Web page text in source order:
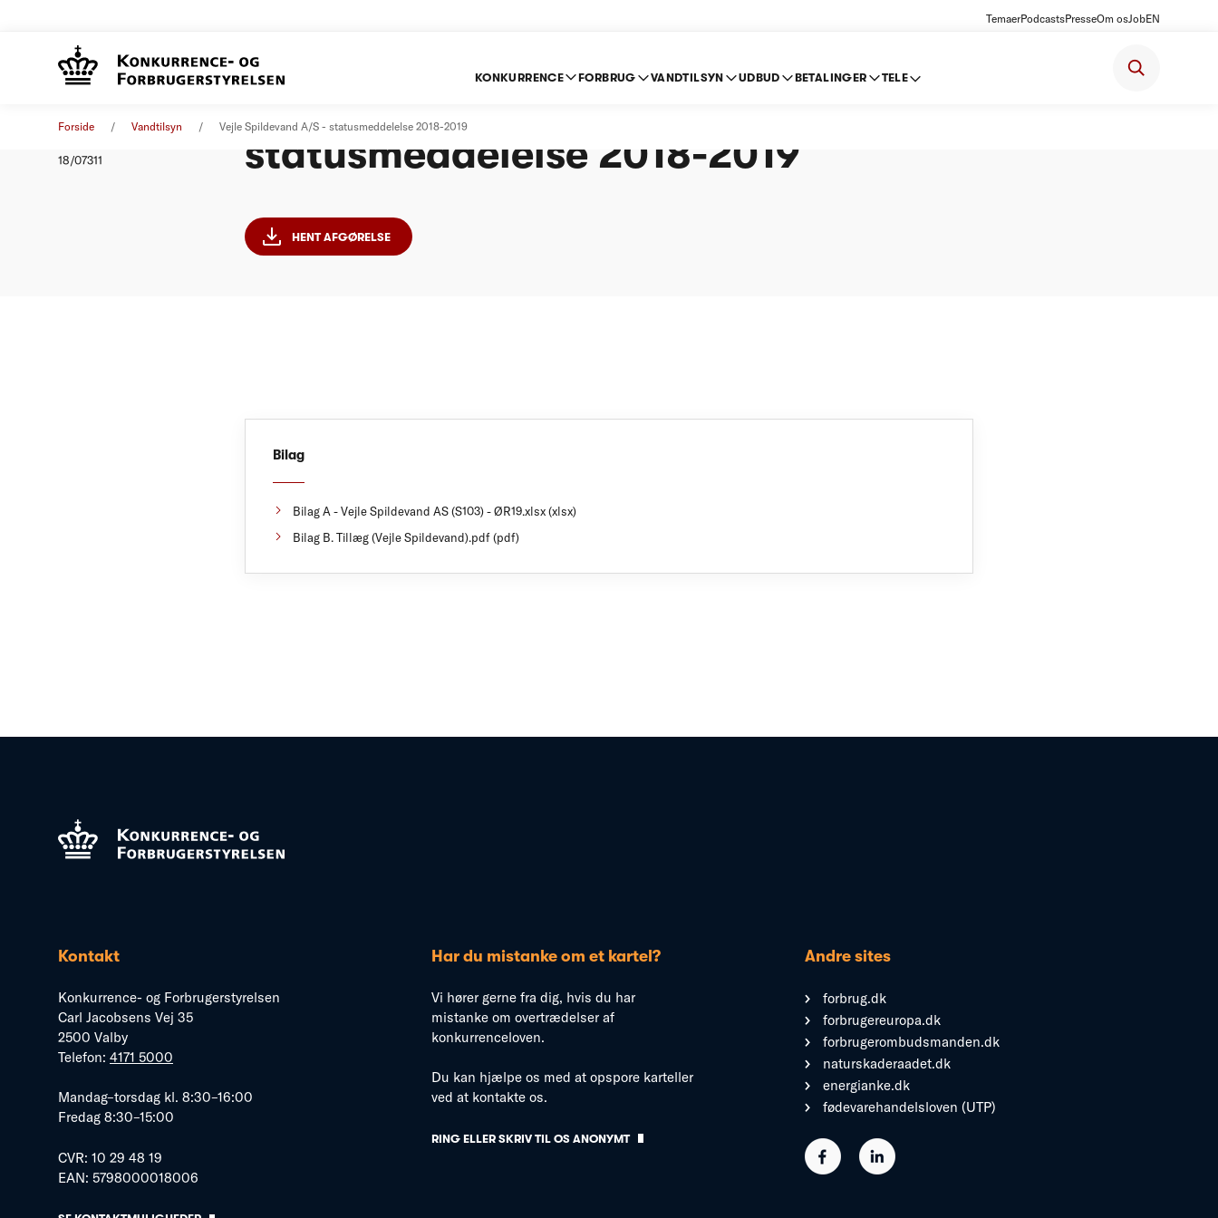
TemaerPodcastsPresseOm osJobEN
KONKURRENCE FORBRUG VANDTILSYN UDBUD BETALINGER TELE
Forside Vandtilsyn Vejle Spildevand A/S - statusmeddelelse 2018-2019
18/07311
statusmeddelelse 2018-2019
HENT AFGØRELSE
Bilag
Bilag A - Vejle Spildevand AS (S103) - ØR19.xlsx (xlsx)
Bilag B. Tillæg (Vejle Spildevand).pdf (pdf)
Kontakt
Konkurrence- og Forbrugerstyrelsen
Carl Jacobsens Vej 35
2500 Valby
Telefon: 4171 5000
Mandag–torsdag kl. 8:30–16:00
Fredag 8:30–15:00
CVR: 10 29 48 19
EAN: 5798000018006
Har du mistanke om et kartel?
Vi hører gerne fra dig, hvis du har
mistanke om overtrædelser af
konkurrenceloven.
Du kan hjælpe os med at opspore karteller
ved at kontakte os.
RING ELLER SKRIV TIL OS ANONYMT
Andre sites
forbrug.dk
forbrugereuropa.dk
forbrugerombudsmanden.dk
naturskaderaadet.dk
energianke.dk
fødevarehandelsloven (UTP)